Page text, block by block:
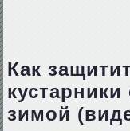
Как
зимой